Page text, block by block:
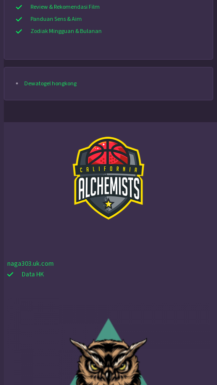
Review & Rekomendasi Film
Panduan Sens & Aim
Zodiak Mingguan & Bulanan
Dewatogel hongkong
naga303.uk.com
Data HK